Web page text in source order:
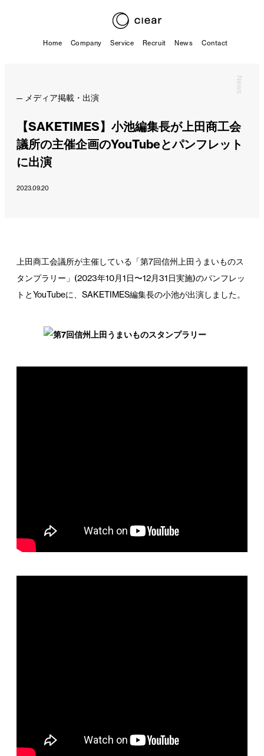
Home Company Service Recruit News Contact
News
メディア掲載・出演
【SAKETIMES】小池編集長が上田商工会
議所の主催企画のYouTubeとパンフレット
に出演
2023.09.20
上田商工会議所が主催している「第7回信州上田うまいものス
タンプラリー」(2023年10月1日〜12月31日実施)のパンフレッ
トとYouTubeに、SAKETIMES編集長の小池が出演しました。